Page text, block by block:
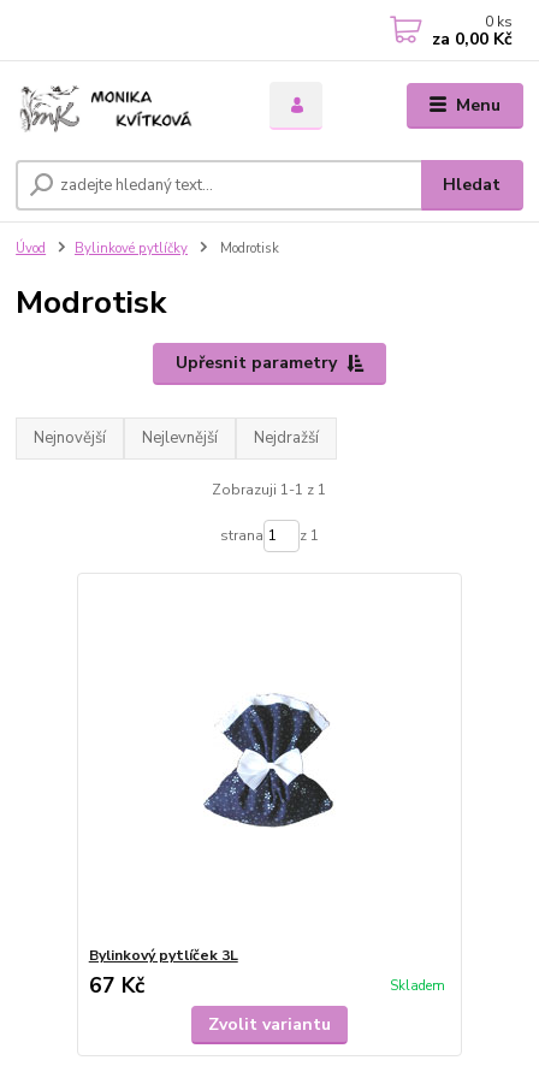
Menu
Hledat
0 ks
za 0,00 Kč
Úvod Bylinkové pytlíčky Modrotisk
Modrotisk
Upřesnit parametry
Nejnovější Nejlevnější Nejdražší
Zobrazuji 1-1 z 1
strana z 1
Bylinkový pytlíček 3L
67 Kč Skladem
Zvolit variantu